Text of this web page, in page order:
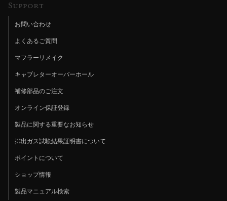
Support
お問い合わせ
よくあるご質問
マフラーリメイク
キャブレターオーバーホール
補修部品のご注文
オンライン保証登録
製品に関する重要なお知らせ
排出ガス試験結果証明書について
ポイントについて
ショップ情報
製品マニュアル検索